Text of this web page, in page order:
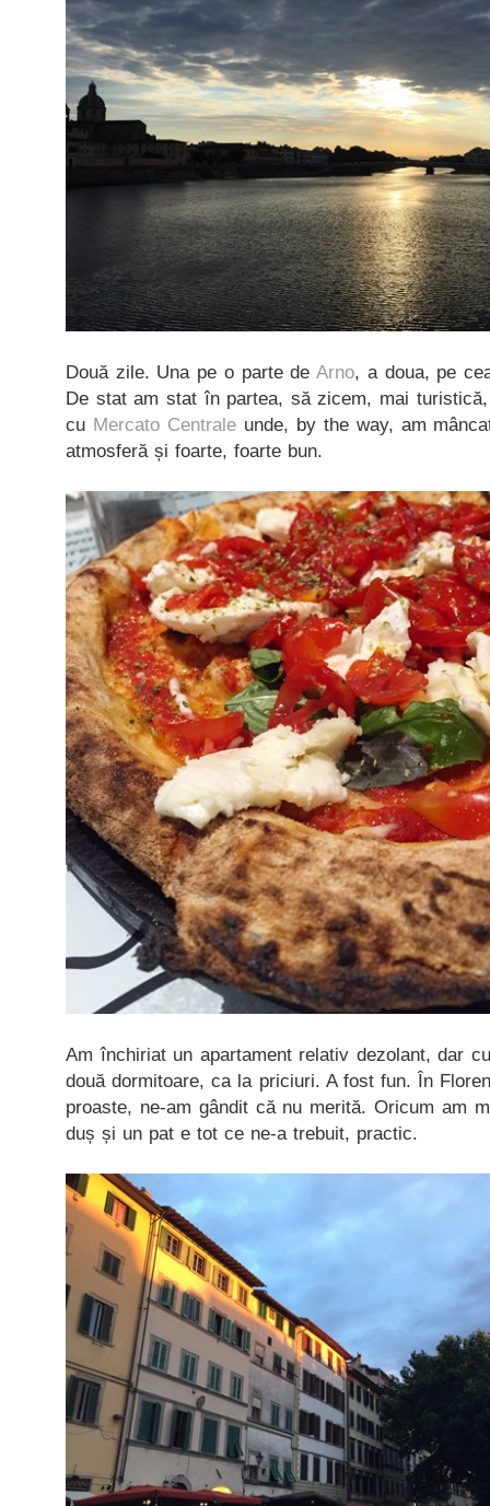
Două zile. Una pe o parte deArno, a doua, pe
De stat am stat în partea, să zicem, mai
cu Mercato Centraleunde, by the way, am
atmosferă și foarte, foarte bun.
Am închiriat un apartament relativ dezolant, dar
două dormitoare, ca la priciuri. A fost fun. În
proaste, ne-am gândit că nu merită. Oricum am
duș și un pat e tot ce ne-a trebuit, practic.